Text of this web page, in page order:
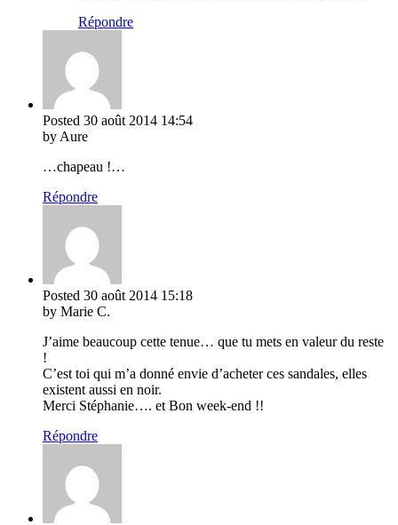
Répondre
Posted 30 août 2014 14:54
by Aure
…chapeau !…
Répondre
Posted 30 août 2014 15:18
by Marie C.
J’aime beaucoup cette tenue… que tu mets en valeur du reste
!
C’est toi qui m’a donné envie d’acheter ces sandales, elles
existent aussi en noir.
Merci Stéphanie…. et Bon week-end !!
Répondre